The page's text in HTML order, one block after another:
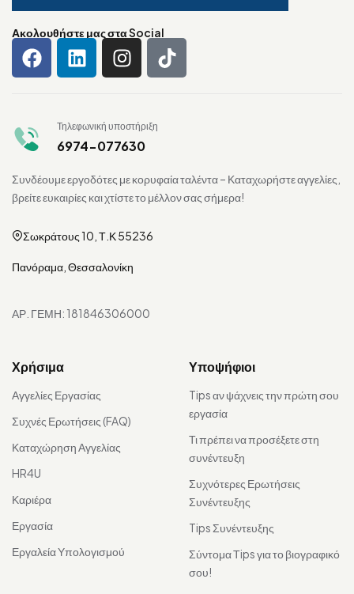
Ακολουθήστε μας στα Social
Τηλεφωνική υποστήριξη
6974-077630
Συνδέουμε εργοδότες με κορυφαία ταλέντα – Καταχωρήστε αγγελίες,
βρείτε ευκαιρίες και χτίστε το μέλλον σας σήμερα!
Σωκράτους 10, Τ.Κ 55236
Πανόραμα, Θεσσαλονίκη
ΑΡ. ΓΕΜΗ: 181846306000
Χρήσιμα
Αγγελίες Εργασίας
Συχνές Ερωτήσεις (FAQ)
Καταχώρηση Αγγελίας
HR4U
Καριέρα
Εργασία
Εργαλεία Υπολογισμού
Υποψήφιοι
Tips αν ψάχνεις την πρώτη σου
εργασία
Τι πρέπει να προσέξετε στη
συνέντευξη
Συχνότερες Ερωτήσεις
Συνέντευξης
Tips Συνέντευξης
Σύντομα Τips για το βιογραφικό
σου!